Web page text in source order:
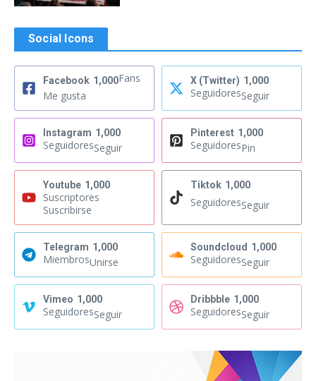
Social Icons
Facebook 1,000Fans
Me gusta
X (Twitter) 1,000
SeguidoresSeguir
Instagram 1,000
SeguidoresSeguir
Pinterest 1,000
SeguidoresPin
Youtube 1,000
Suscriptores
Suscribirse
Tiktok 1,000
SeguidoresSeguir
Telegram 1,000
MiembrosUnirse
Soundcloud 1,000
SeguidoresSeguir
Vimeo 1,000
SeguidoresSeguir
Dribbble 1,000
SeguidoresSeguir